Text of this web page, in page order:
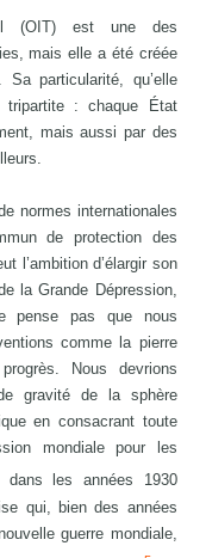
(OIT) est une des
mais elle a été créée
particularité, qu’elle
tripartite : chaque État
mais aussi par des
normes internationales
de protection des
l’ambition d’élargir son
la Grande Dépression,
pense pas que nous
comme la pierre
Nous devrions
gravité de la sphère
en consacrant toute
mondiale pour les
dans les années 1930
qui, bien des années
guerre mondiale,